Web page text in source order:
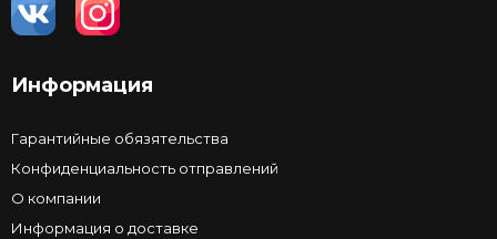
Информация
Гарантийные обязятельства
Конфиденциальность отправлений
О компании
Информация о доставке